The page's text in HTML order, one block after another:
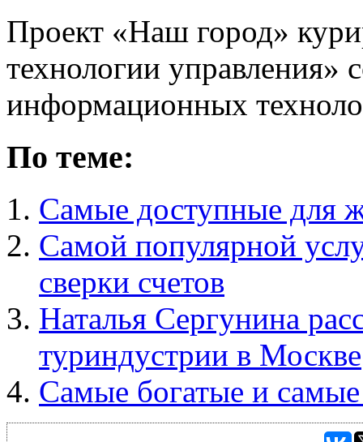
Проект «Наш город»
технологии управления»
информационных
По теме:
Самые доступные для
Самой популярной
сверки счетов
Наталья Сергунина
туриндустрии в Москве
Самые богатые и